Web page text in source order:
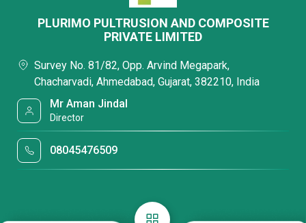
PLURIMO PULTRUSION AND COMPOSITE
PRIVATE LIMITED
Survey No. 81/82, Opp. Arvind Megapark,
Chacharvadi, Ahmedabad, Gujarat, 382210, India
Mr Aman Jindal
Director
08045476509